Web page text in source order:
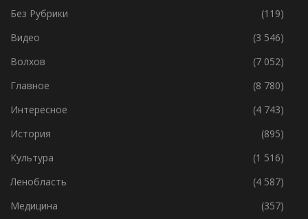
Без Рубрики
(119)
Видео
(3 546)
Волхов
(7 052)
Главное
(8 780)
Интересное
(4 743)
История
(895)
Культура
(1 516)
Ленобласть
(4 587)
Медицина
(357)